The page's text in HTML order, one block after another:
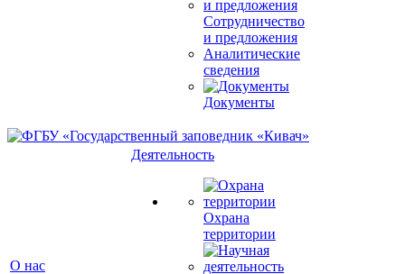
Сотрудничество
и предложения
Аналитические
сведения
Документы
О нас
Деятельность
Охрана
территории